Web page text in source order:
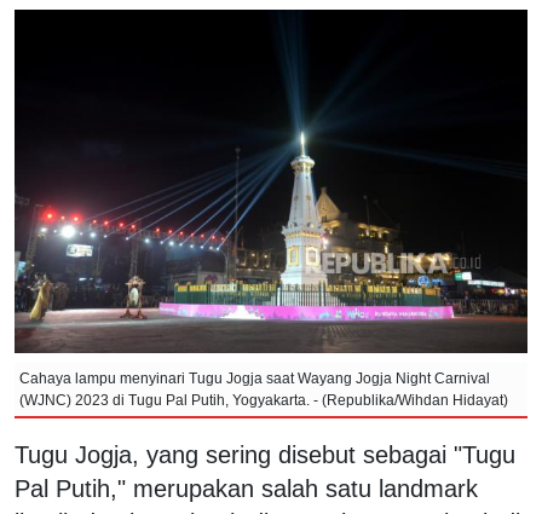
Cahaya lampu menyinari Tugu Jogja saat Wayang Jogja Night Carnival
(WJNC) 2023 di Tugu Pal Putih, Yogyakarta. - (Republika/Wihdan Hidayat)
Tugu Jogja, yang sering disebut sebagai "Tugu
Pal Putih," merupakan salah satu landmark